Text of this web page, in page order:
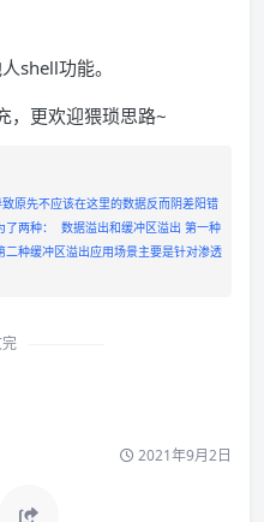
shell功能。
，更欢迎猥琐思路~
原先不应该在这里的数据反而阴差阳错
了两种： 数据溢出和缓冲区溢出 第一种
种缓冲区溢出应用场景主要是针对渗透
2021年9月2日